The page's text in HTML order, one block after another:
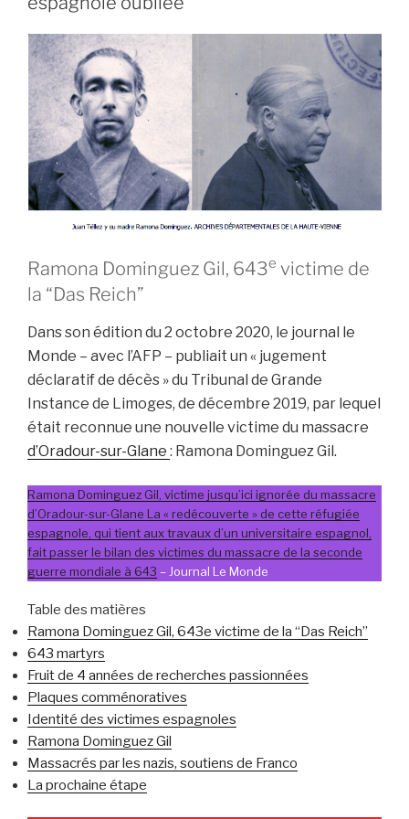
Ramona Dominguez Gil, 643e victime de
la “Das Reich”
Dans son édition du 2 octobre 2020, le journal le
Monde – avec l’AFP – publiait un « jugement
déclaratif de décès » du Tribunal de Grande
Instance de Limoges, de décembre 2019, par lequel
était reconnue une nouvelle victime du massacre
d’Oradour-sur-Glane : Ramona Dominguez Gil.
Ramona Dominguez Gil, victime jusqu’ici ignorée du massacre
d’Oradour-sur-Glane La « redécouverte » de cette réfugiée
espagnole, qui tient aux travaux d’un universitaire espagnol,
fait passer le bilan des victimes du massacre de la seconde
guerre mondiale à 643 – Journal Le Monde
Table des matières
Ramona Dominguez Gil, 643e victime de la “Das Reich”
643 martyrs
Fruit de 4 années de recherches passionnées
Plaques comménoratives
Identité des victimes espagnoles
Ramona Dominguez Gil
Massacrés par les nazis, soutiens de Franco
La prochaine étape